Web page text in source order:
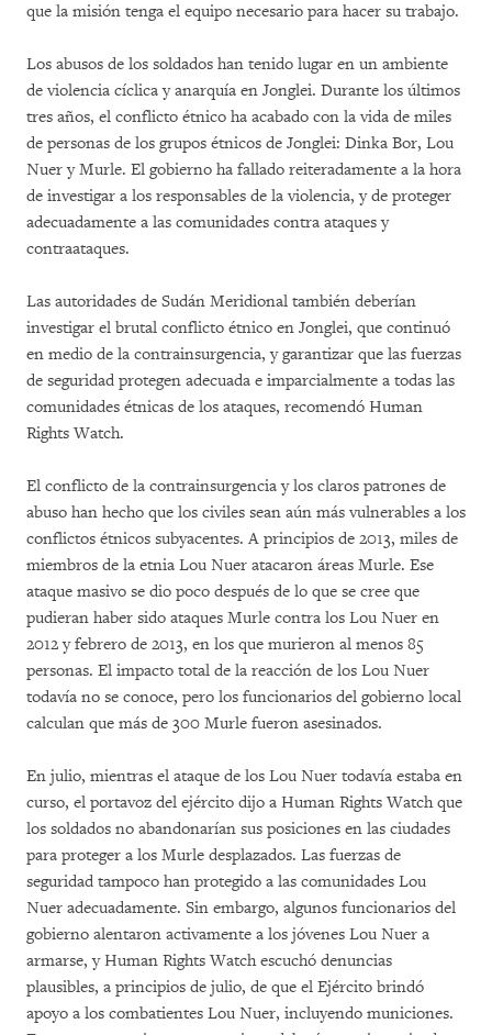
que la misión tenga el equipo necesario para hacer su trabajo.
Los abusos de los soldados han tenido lugar en un ambiente
de violencia cíclica y anarquía en Jonglei. Durante los últimos
tres años, el conflicto étnico ha acabado con la vida de miles
de personas de los grupos étnicos de Jonglei: Dinka Bor, Lou
Nuer y Murle. El gobierno ha fallado reiteradamente a la hora
de investigar a los responsables de la violencia, y de proteger
adecuadamente a las comunidades contra ataques y
contraataques.
Las autoridades de Sudán Meridional también deberían
investigar el brutal conflicto étnico en Jonglei, que continuó
en medio de la contrainsurgencia, y garantizar que las fuerzas
de seguridad protegen adecuada e imparcialmente a todas las
comunidades étnicas de los ataques, recomendó Human
Rights Watch.
El conflicto de la contrainsurgencia y los claros patrones de
abuso han hecho que los civiles sean aún más vulnerables a los
conflictos étnicos subyacentes. A principios de 2013, miles de
miembros de la etnia Lou Nuer atacaron áreas Murle. Ese
ataque masivo se dio poco después de lo que se cree que
pudieran haber sido ataques Murle contra los Lou Nuer en
2012 y febrero de 2013, en los que murieron al menos 85
personas. El impacto total de la reacción de los Lou Nuer
todavía no se conoce, pero los funcionarios del gobierno local
calculan que más de 300 Murle fueron asesinados.
En julio, mientras el ataque de los Lou Nuer todavía estaba en
curso, el portavoz del ejército dijo a Human Rights Watch que
los soldados no abandonarían sus posiciones en las ciudades
para proteger a los Murle desplazados. Las fuerzas de
seguridad tampoco han protegido a las comunidades Lou
Nuer adecuadamente. Sin embargo, algunos funcionarios del
gobierno alentaron activamente a los jóvenes Lou Nuer a
armarse, y Human Rights Watch escuchó denuncias
plausibles, a principios de julio, de que el Ejército brindó
apoyo a los combatientes Lou Nuer, incluyendo municiones.